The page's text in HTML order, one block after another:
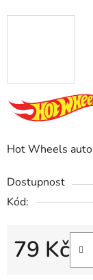
Hot Wheels
Dostupnost
Kód:
79 Kč
Měrná cena: